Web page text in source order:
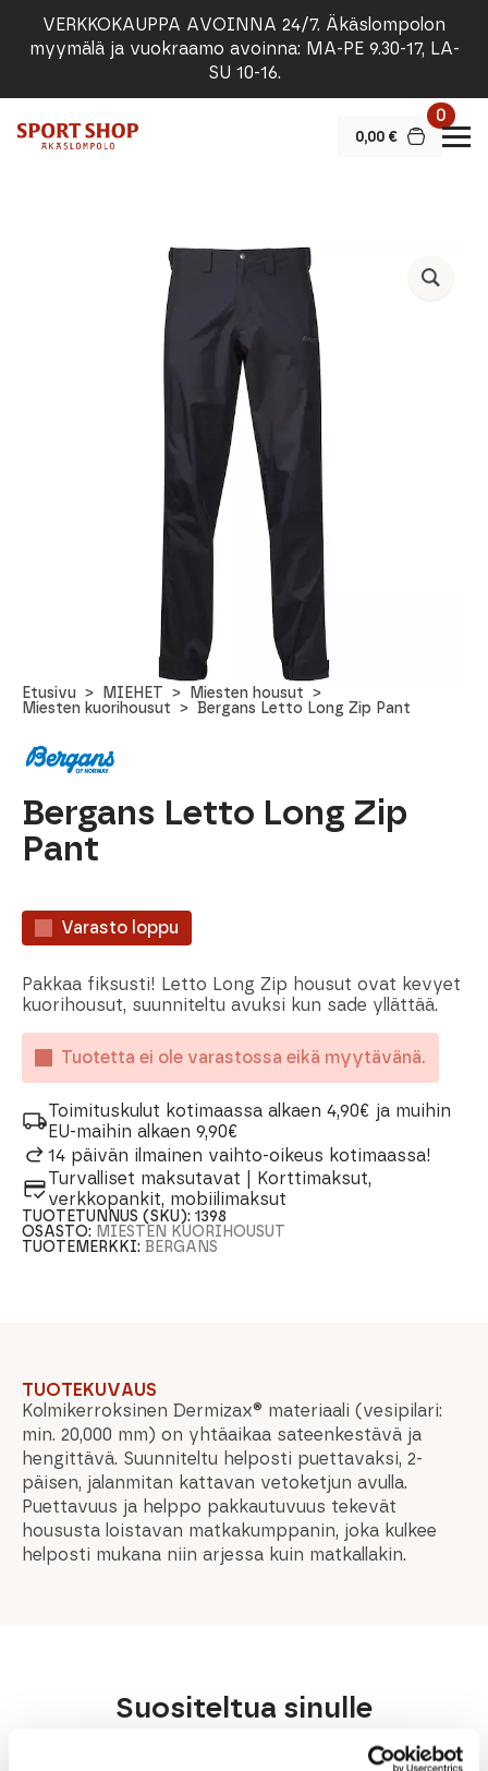
VERKKOKAUPPA AVOINNA 24/7. Äkäslompolon
myymälä ja vuokraamo avoinna: MA-PE 9.30-17, LA-
SU 10-16.
0,00 €
0
Etusivu MIEHET
Miesten housut
Miesten kuorihousut
Bergans Letto Long Zip Pant
Bergans Letto Long Zip
Pant
Varasto loppu
Pakkaa fiksusti! Letto Long Zip housut ovat kevyet
kuorihousut, suunniteltu avuksi kun sade yllättää.
Tuotetta ei ole varastossa eikä myytävänä.
Toimituskulut kotimaassa alkaen 4,90€ ja muihin
EU-maihin alkaen 9,90€
14 päivän ilmainen vaihto-oikeus kotimaassa!
Turvalliset maksutavat | Korttimaksut,
verkkopankit, mobiilimaksut
TUOTETUNNUS (SKU):1398
OSASTO: MIESTEN KUORIHOUSUT
TUOTEMERKKI:BERGANS
TUOTEKUVAUS
Kolmikerroksinen Dermizax® materiaali (vesipilari:
min. 20,000 mm) on yhtäaikaa sateenkestävä ja
hengittävä. Suunniteltu helposti puettavaksi, 2-
päisen, jalanmitan kattavan vetoketjun avulla.
Puettavuus ja helppo pakkautuvuus tekevät
housusta loistavan matkakumppanin, joka kulkee
helposti mukana niin arjessa kuin matkallakin.
Suositeltua sinulle